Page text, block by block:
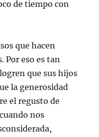
de tiempo con
que hacen
Por eso es tan
que sus hijos
la generosidad
el regusto de
nos